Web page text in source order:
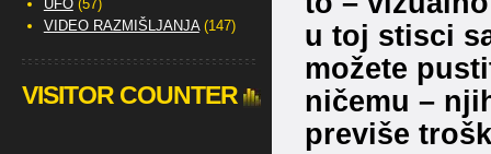
u toj stisci
možete
ničemu –
previše
UFO(57)
VIDEO RAZMIŠLJANJA(147)
VISITOR COUNTER